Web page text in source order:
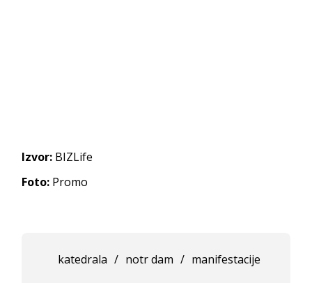
Izvor: BIZLife
Foto: Promo
katedrala / notr dam / manifestacije